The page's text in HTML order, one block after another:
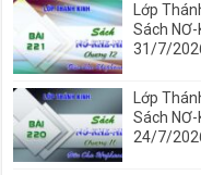
Lớp
Sách NƠ-
31/7/
Lớp
Sách NƠ-
24/7/